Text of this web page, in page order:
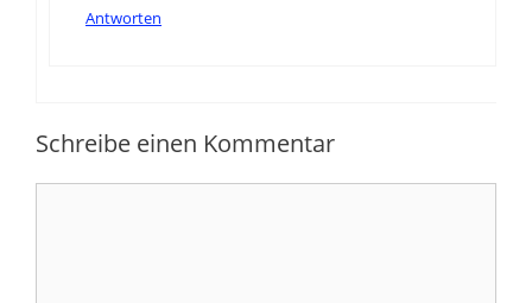
Antworten
Schreibe einen Kommentar